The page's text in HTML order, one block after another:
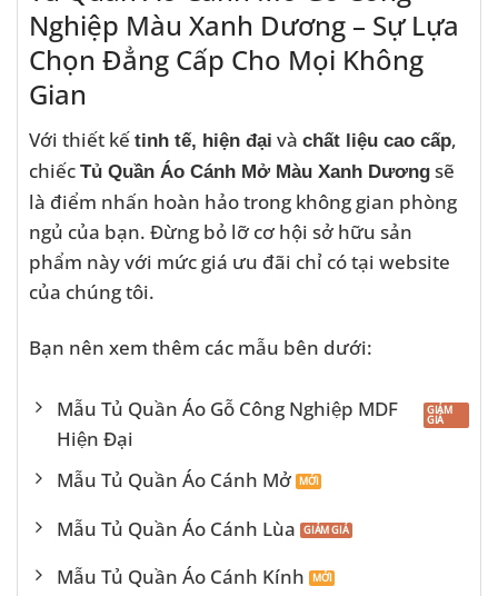
Nghiệp Màu Xanh Dương – Sự Lựa
Chọn Đẳng Cấp Cho Mọi Không
Gian
Với thiết kế tinh tế, hiện đại và chất liệu cao cấp,
chiếc Tủ Quần Áo Cánh Mở Màu Xanh Dương sẽ
là điểm nhấn hoàn hảo trong không gian phòng
ngủ của bạn. Đừng bỏ lỡ cơ hội sở hữu sản
phẩm này với mức giá ưu đãi chỉ có tại website
của chúng tôi.
Bạn nên xem thêm các mẫu bên dưới:
Mẫu Tủ Quần Áo Gỗ Công Nghiệp MDF
Hiện Đại
Mẫu Tủ Quần Áo Cánh Mở
Mẫu Tủ Quần Áo Cánh Lùa
Mẫu Tủ Quần Áo Cánh Kính